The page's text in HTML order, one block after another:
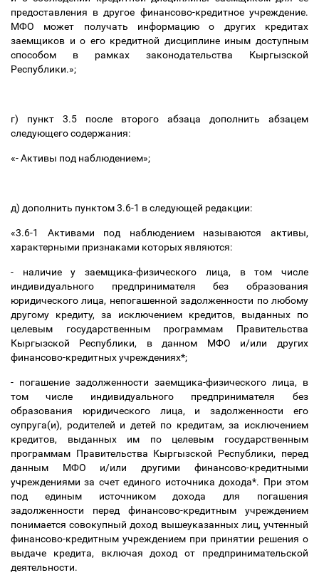
предоставления в другое финансово-кредитное учреждение.
МФО может получать информацию о других кредитах
заемщиков и о его кредитной дисциплине иным доступным
способом в рамках законодательства Кыргызской
Республики.»;
г) пункт 3.5 после второго абзаца дополнить абзацем
следующего содержания:
«- Активы под наблюдением»;
д) дополнить пунктом 3.6-1 в следующей редакции:
«3.6-1 Активами под наблюдением называются активы,
характерными признаками которых являются:
- наличие у заемщика-физического лица, в том числе
индивидуального предпринимателя без образования
юридического лица, непогашенной задолженности по любому
другому кредиту, за исключением кредитов, выданных по
целевым государственным программам Правительства
Кыргызской Республики,
в данном МФО и/или других
финансово-кредитных учреждениях*;
- погашение задолженности заемщика-физического лица, в
том числе индивидуального предпринимателя без
образования юридического лица, и задолженности его
супруга(и), родителей и детей по кредитам, за исключением
кредитов, выданных им по целевым государственным
программам Правительства Кыргызской Республики,
перед
данным МФО и/или другими финансово-кредитными
учреждениями за счет единого источника дохода*. При этом
под единым источником дохода для погашения
задолженности перед финансово-кредитным учреждением
понимается совокупный доход вышеуказанных лиц, учтенный
финансово-кредитным учреждением при принятии решения о
выдаче кредита, включая доход от предпринимательской
деятельности.